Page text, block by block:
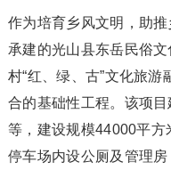
作为培育乡风文明，助
承建的光山县东岳民俗
村“红、绿、古”文化旅
合的基础性工程。该项
等，建设规模44000平方
停车场内设公厕及管理